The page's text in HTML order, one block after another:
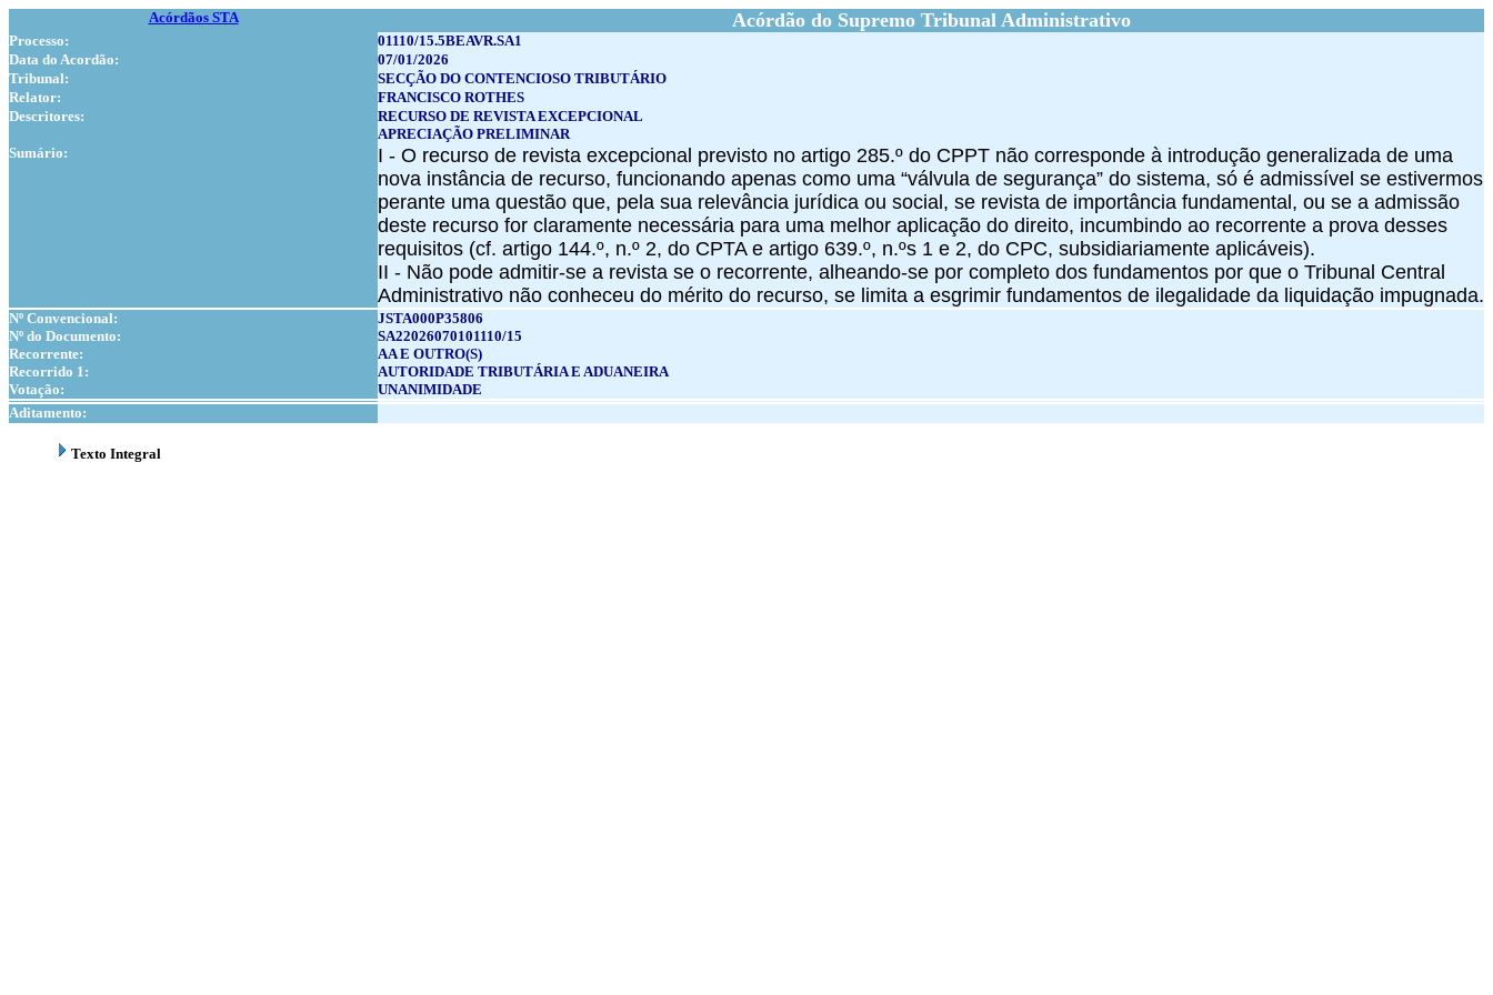
Acórdãos STA Acórdão do Supremo Tribunal Administrativo
Processo:
01110/15.5BEAVR.SA1
Data do Acordão:
07/01/2026
Tribunal:
SECÇÃO DO CONTENCIOSO TRIBUTÁRIO
Relator:
FRANCISCO ROTHES
Descritores:
RECURSO DE REVISTA EXCEPCIONAL
APRECIAÇÃO PRELIMINAR
Sumário:
I - O recurso de revista excepcional previsto no artigo 285.º do CPPT não corresponde à introdução generalizada de uma
nova instância de recurso, funcionando apenas como uma “válvula de segurança” do sistema, só é admissível se estivermos
perante uma questão que, pela sua relevância jurídica ou social, se revista de importância fundamental, ou se a admissão
deste recurso for claramente necessária para uma melhor aplicação do direito, incumbindo ao recorrente a prova desses
requisitos (cf. artigo 144.º, n.º 2, do CPTA e artigo 639.º, n.ºs 1 e 2, do CPC, subsidiariamente aplicáveis).
II - Não pode admitir-se a revista se o recorrente, alheando-se por completo dos fundamentos por que o Tribunal Central
Administrativo não conheceu do mérito do recurso, se limita a esgrimir fundamentos de ilegalidade da liquidação impugnada.
Nº Convencional:
JSTA000P35806
Nº do Documento:
SA22026070101110/15
Recorrente:
AA E OUTRO(S)
Recorrido 1:
AUTORIDADE TRIBUTÁRIA E ADUANEIRA
Votação:
UNANIMIDADE
Aditamento:
Texto Integral